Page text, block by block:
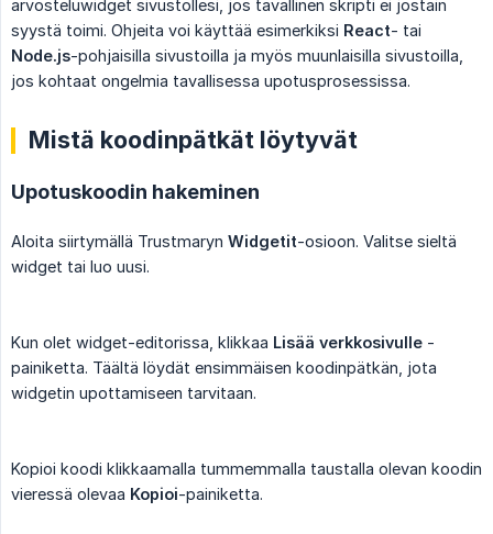
arvosteluwidget sivustollesi, jos tavallinen skripti ei jostain
syystä toimi. Ohjeita voi käyttää esimerkiksi React- tai
Node.js-pohjaisilla sivustoilla ja myös muunlaisilla sivustoilla,
jos kohtaat ongelmia tavallisessa upotusprosessissa.
Mistä koodinpätkät löytyvät
Upotuskoodin hakeminen
Aloita siirtymällä Trustmaryn Widgetit-osioon. Valitse sieltä
widget tai luo uusi.
Kun olet widget-editorissa, klikkaa Lisää verkkosivulle -
painiketta. Täältä löydät ensimmäisen koodinpätkän, jota
widgetin upottamiseen tarvitaan.
Kopioi koodi klikkaamalla tummemmalla taustalla olevan koodin
vieressä olevaa Kopioi-painiketta.